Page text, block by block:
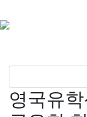
영국유